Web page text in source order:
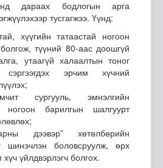
дараах бодлогын арга
тусгагжээ. Үүнд:
хүүгийн татаастай ногоон
түүний 80-аас доошгүй
утаагүй халаалтын тоног
сэргээгдэх эрчим хүчний
сургууль, эмнэлгийн
ногоон барилгын шалгуурт
дээвэр” хөтөлбөрийн
шинэчлэн боловсруулж, өрх
үйлдвэрлэгч болгох.